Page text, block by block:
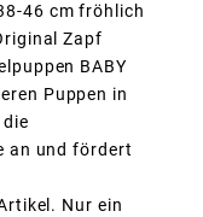
46 cm fröhlich
Zapf
BABY
Puppen in
an und fördert
Nur ein